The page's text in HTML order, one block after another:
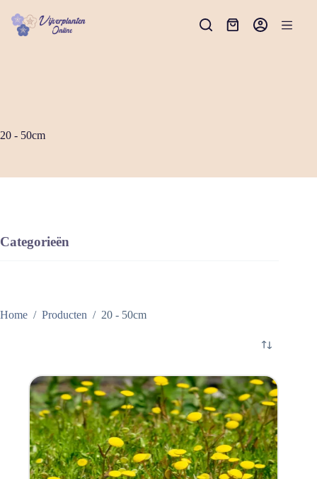
naar
Winkelwagen
20 - 50cm
Home / Producten / 20 - 50cm
Categorieën